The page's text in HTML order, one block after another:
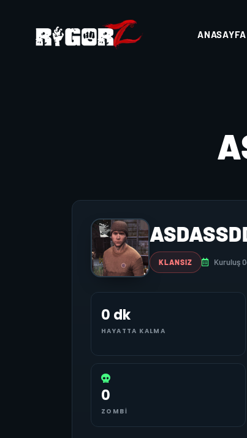
ANASAYFA
KLANSIZ Kuruluş
0 dk
HAYATTA KALMA
0
ZOMBI